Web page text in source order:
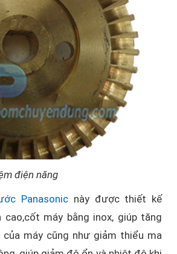
điện năng
Panasonic này được thiết kế
máy bằng inox, giúp tăng
máy cũng như giảm thiểu ma